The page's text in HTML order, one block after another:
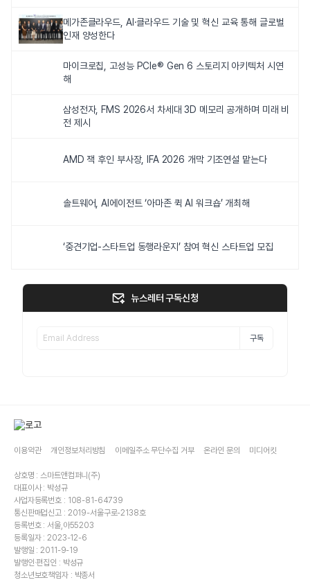
메가존클라우드, AI·클라우드 기술 및 혁신 교육 통해 글로벌
인재 양성한다
마이크로칩, 고성능 PCIe® Gen 6 스토리지 아키텍처 시연
해
삼성전자, FMS 2026서 차세대 3D 메모리 공개하며 미래 비
전 제시
AMD 잭 후인 부사장, IFA 2026 개막 기조연설 맡는다
솔트웨어, AI에이전트 ‘아마존 퀵 AI 워크숍’ 개최해
‘중견기업-스타트업 동행라운지’ 참여 혁신 스타트업 모집
뉴스레터 구독신청
구독
이용약관 개인정보처리방침 이메일주소 무단수집 거부 온라인 문의 미디어킷
상호명 : 스마트앤컴퍼니(주)
대표이사 : 박성규
사업자등록번호 : 108-81-64739
통신판매업신고 : 2019-서울구로-2138호
등록번호 : 서울,아55203
등록일자 : 2023-12-6
발행일 : 2011-9-19
발행인·편집인 : 박성규
청소년보호책임자 : 박종서